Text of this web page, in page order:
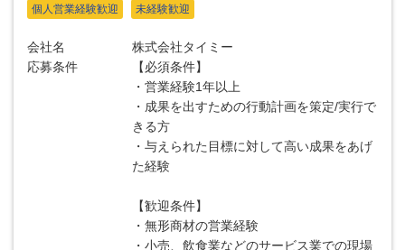
個人営業経験歓迎
未経験歓迎
会社名
株式会社タイミー
応募条件
【必須条件】
・営業経験1年以上
・成果を出すための行動計画を策定/実行で
きる方
・与えられた目標に対して高い成果をあげ
た経験
【歓迎条件】
・無形商材の営業経験
・小売、飲食業などのサービス業での現場